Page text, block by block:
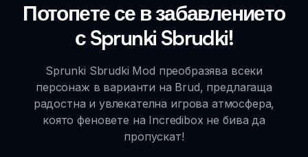
Потопете се в забавлението
с Sprunki Sbrudki!
Sprunki Sbrudki Mod преобразява всеки
персонаж в варианти на Brud, предлагаща
радостна и увлекателна игрова атмосфера,
която феновете на Incredibox не бива да
пропускат!